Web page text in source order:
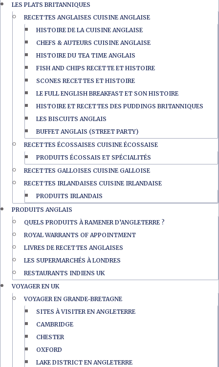
LES PLATS BRITANNIQUES
RECETTES ANGLAISES CUISINE ANGLAISE
HISTOIRE DE LA CUISINE ANGLAISE
CHEFS & AUTEURS CUISINE ANGLAISE
HISTOIRE DU TEA TIME ANGLAIS
FISH AND CHIPS RECETTE ET HISTOIRE
SCONES RECETTES ET HISTOIRE
LE FULL ENGLISH BREAKFAST ET SON HISTOIRE
HISTOIRE ET RECETTES DES PUDDINGS BRITANNIQUES
LES BISCUITS ANGLAIS
BUFFET ANGLAIS (STREET PARTY)
RECETTES ÉCOSSAISES CUISINE ÉCOSSAISE
PRODUITS ÉCOSSAIS ET SPÉCIALITÉS
RECETTES GALLOISES CUISINE GALLOISE
RECETTES IRLANDAISES CUISINE IRLANDAISE
PRODUITS IRLANDAIS
PRODUITS ANGLAIS
QUELS PRODUITS À RAMENER D’ANGLETERRE ?
ROYAL WARRANTS OF APPOINTMENT
LIVRES DE RECETTES ANGLAISES
LES SUPERMARCHÉS À LONDRES
RESTAURANTS INDIENS UK
VOYAGER EN UK
VOYAGER EN GRANDE-BRETAGNE
SITES À VISITER EN ANGLETERRE
CAMBRIDGE
CHESTER
OXFORD
LAKE DISTRICT EN ANGLETERRE